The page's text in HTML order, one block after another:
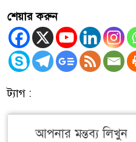
শেয়ার করুন
ট্যাগ :
আপনার মন্তব্য লিখুন